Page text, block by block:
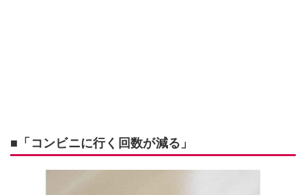
■「コンビニに行く回数が減る」